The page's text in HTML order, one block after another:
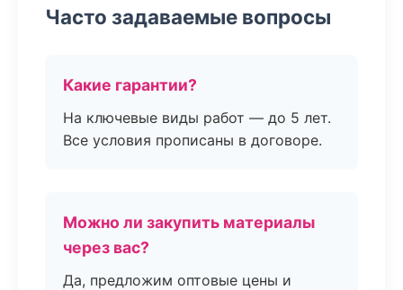
Часто задаваемые вопросы
Какие гарантии?
На ключевые виды работ — до 5 лет.
Все условия прописаны в договоре.
Можно ли закупить материалы
через вас?
Да, предложим оптовые цены и